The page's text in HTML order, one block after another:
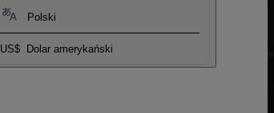
Polski
US$ Dolar amerykański